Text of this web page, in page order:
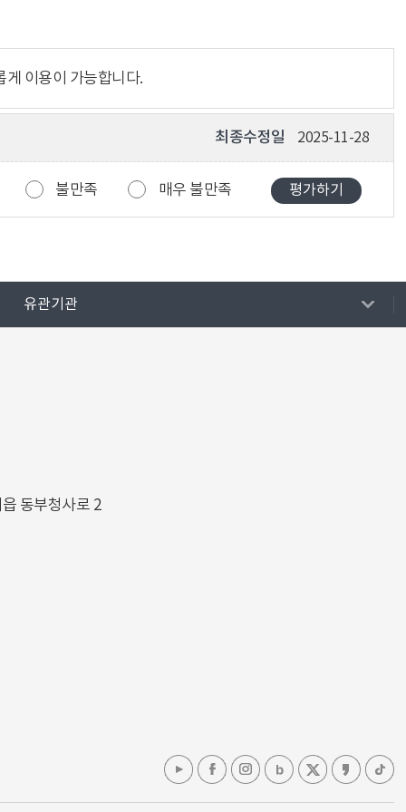
이용이 가능합니다.
최종수정일 2025-11-28
불만족 매우 불만족
유관기관
동부청사로 2